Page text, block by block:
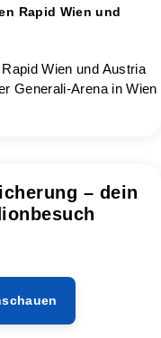
Rapid Wien und
Wien und Austria
Generali-Arena in Wien
– dein